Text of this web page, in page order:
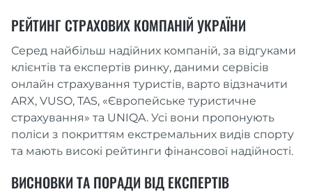
РЕЙТИНГ СТРАХОВИХ КОМПАНІЙ УКРАЇНИ
Серед найбільш надійних компаній, за відгуками
клієнтів та експертів ринку, даними сервісів
онлайн страхування туристів, варто відзначити
ARX, VUSO, TAS, «Європейське туристичне
страхування» та UNIQA. Усі вони пропонують
поліси з покриттям екстремальних видів спорту
та мають високі рейтинги фінансової надійності.
ВИСНОВКИ ТА ПОРАДИ ВІД ЕКСПЕРТІВ